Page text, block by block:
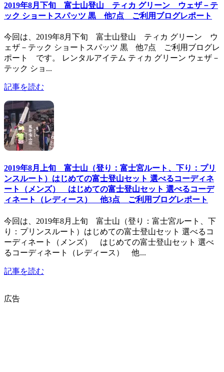
2019年8月下旬 富士山登山 ティカ グリーン ウェザ－テ
ック ショートスパッツ 黒 他7点 ご利用ブログレポート
今回は、2019年8月下旬 富士山登山 ティカ グリーン ウ
ェザ－テック ショートスパッツ 黒 他7点 ご利用ブログレ
ポート です。 レンタルアイテム ティカ グリーン ウェザ－
テック ショ...
記事を読む
2019年8月上旬 富士山（登り：富士宮ルート、下り：プリ
ンスルート）はじめての富士登山セット 選べるコーディネ
ート（メンズ） はじめての富士登山セット 選べるコーデ
ィネート（レディース） 他3点 ご利用ブログレポート
今回は、2019年8月上旬 富士山（登り：富士宮ルート、下
り：プリンスルート）はじめての富士登山セット 選べるコ
ーディネート（メンズ） はじめての富士登山セット 選べ
るコーディネート（レディース） 他...
記事を読む
広告